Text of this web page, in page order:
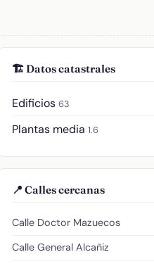
🏗️ Datos catastrales
Edificios 63
Plantas media 1.6
📍 Calles cercanas
Calle Doctor Mazuecos
Calle General Alcañiz